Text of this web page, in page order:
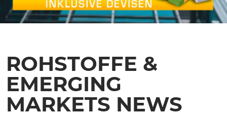
ROHSTOFFE &
EMERGING
MARKETS NEWS